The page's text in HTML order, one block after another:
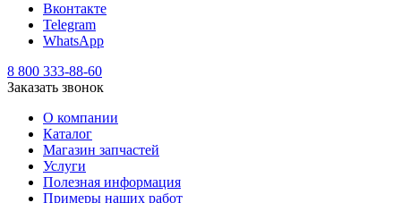
Вконтакте
Telegram
WhatsApp
8 800 333-88-60
Заказать звонок
О компании
Каталог
Магазин запчастей
Услуги
Полезная информация
Примеры наших работ